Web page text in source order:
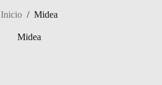
Inicio / Midea
Midea